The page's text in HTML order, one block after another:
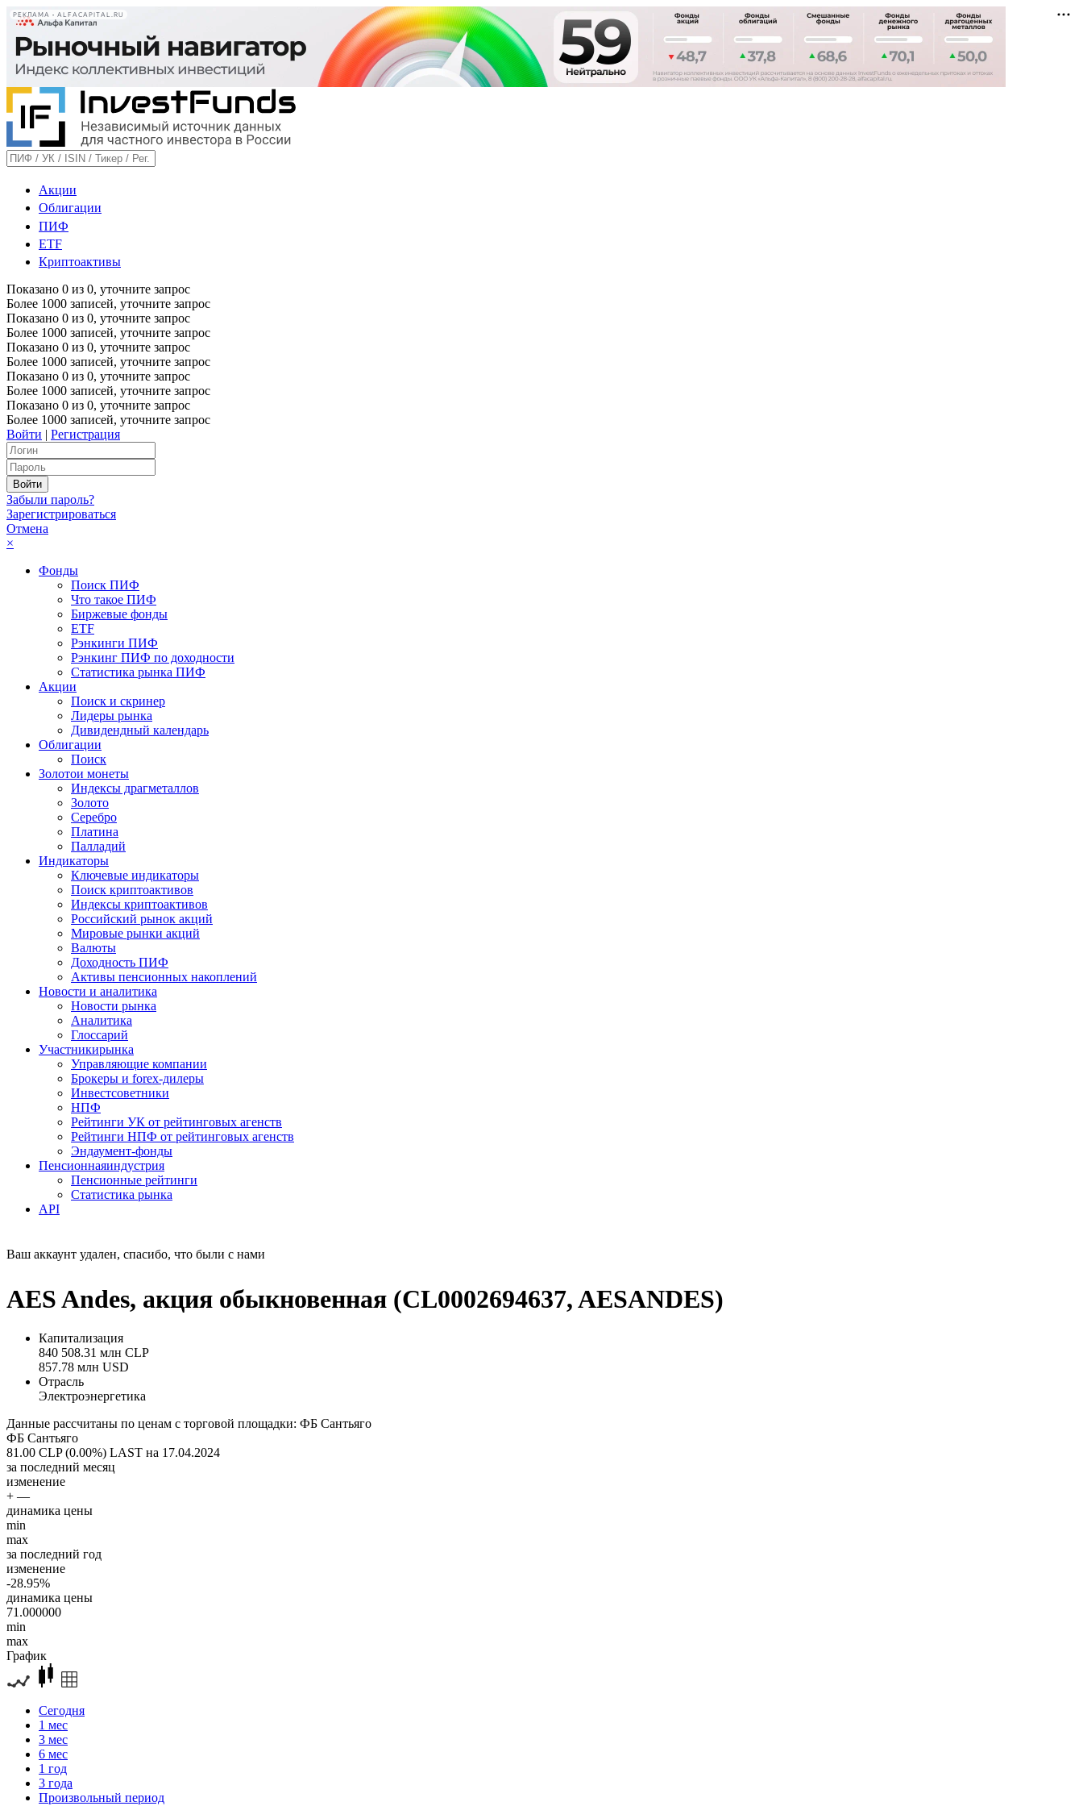
РЕКЛАМА • ALFACAPITAL.RU
Акции
Облигации
ПИФ
ETF
Криптоактивы
Показано 0 из 0, уточните запрос
Более 1000 записей, уточните запрос
Показано 0 из 0, уточните запрос
Более 1000 записей, уточните запрос
Показано 0 из 0, уточните запрос
Более 1000 записей, уточните запрос
Показано 0 из 0, уточните запрос
Более 1000 записей, уточните запрос
Показано 0 из 0, уточните запрос
Более 1000 записей, уточните запрос
Войти | Регистрация
Забыли пароль?
Зарегистрироваться
Отмена
×
Фонды
Поиск ПИФ
Что такое ПИФ
Биржевые фонды
ETF
Рэнкинги ПИФ
Рэнкинг ПИФ по доходности
Статистика рынка ПИФ
Акции
Поиск и скринер
Лидеры рынка
Дивидендный календарь
Облигации
Поиск
Золотои монеты
Индексы драгметаллов
Золото
Серебро
Платина
Палладий
Индикаторы
Ключевые индикаторы
Поиск криптоактивов
Индексы криптоактивов
Российский рынок акций
Мировые рынки акций
Валюты
Доходность ПИФ
Активы пенсионных накоплений
Новости и аналитика
Новости рынка
Аналитика
Глоссарий
Участникирынка
Управляющие компании
Брокеры и forex-дилеры
Инвестсоветники
НПФ
Рейтинги УК от рейтинговых агенств
Рейтинги НПФ от рейтинговых агенств
Эндаумент-фонды
Пенсионнаяиндустрия
Пенсионные рейтинги
Статистика рынка
API
Ваш аккаунт удален, спасибо, что были с нами
AES Andes, акция обыкновенная (CL0002694637, AESANDES)
Капитализация
840 508.31 млн CLP
857.78 млн USD
Отрасль
Электроэнергетика
Данные рассчитаны по ценам с торговой площадки: ФБ Сантьяго
ФБ Сантьяго
81.00 CLP (0.00%) LAST на 17.04.2024
за последний месяц
изменение
+ —
динамика цены
min
max
за последний год
изменение
-28.95%
динамика цены
71.000000
min
max
График
Сегодня
1 мес
3 мес
6 мес
1 год
3 года
Произвольный период